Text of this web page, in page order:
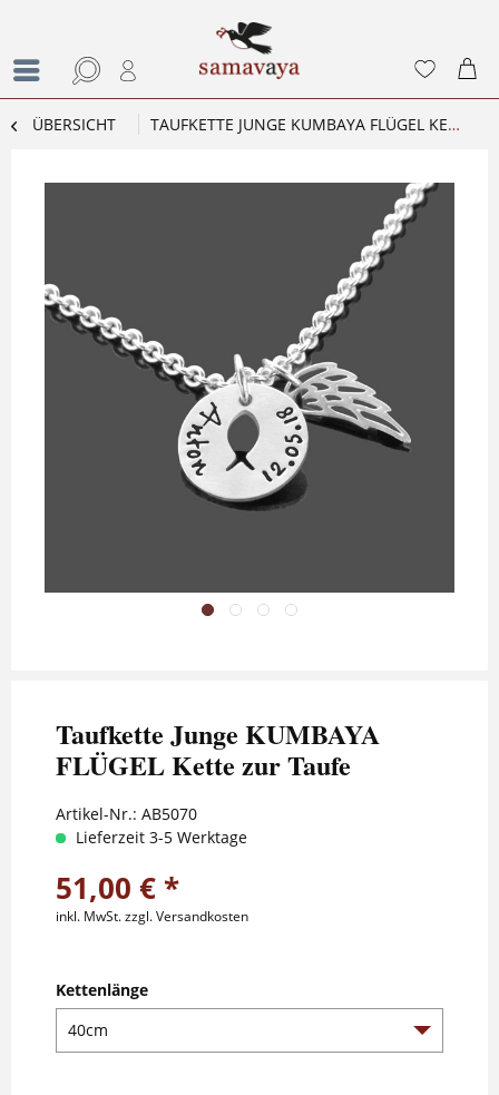
ÜBERSICHT TAUFKETTE JUNGE KUMBAYA FLÜGEL KETTE ZUR TAUFE
Taufkette Junge KUMBAYA
FLÜGEL Kette zur Taufe
Artikel-Nr.: AB5070
Lieferzeit 3-5 Werktage
51,00 € *
inkl. MwSt.zzgl. Versandkosten
Kettenlänge